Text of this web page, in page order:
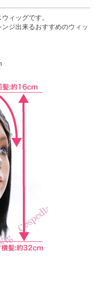
ィッグです。
ジ出来るおすすめのウィッ